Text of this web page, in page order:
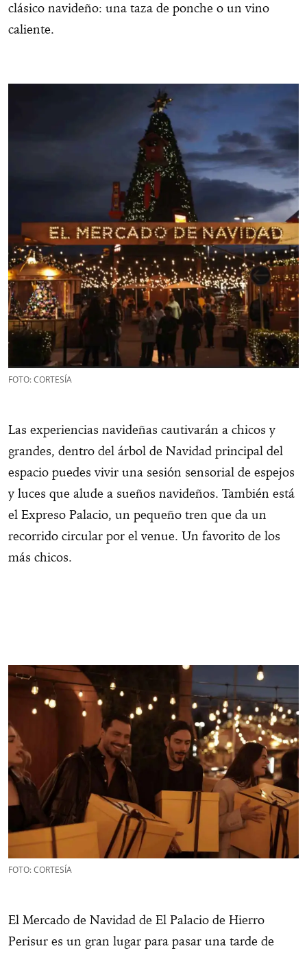
clásico navideño: una taza de ponche o un vino
caliente.
FOTO: CORTESÍA
Las experiencias navideñas cautivarán a chicos y
grandes, dentro del árbol de Navidad principal del
espacio puedes vivir una sesión sensorial de espejos
y luces que alude a sueños navideños. También está
el Expreso Palacio, un pequeño tren que da un
recorrido circular por el venue. Un favorito de los
más chicos.
FOTO: CORTESÍA
El Mercado de Navidad de El Palacio de Hierro
Perisur es un gran lugar para pasar una tarde de